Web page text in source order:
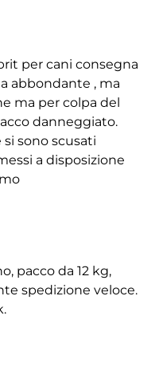
per cani consegna
abbondante , ma
ma per colpa del
danneggiato.
sono scusati
a disposizione
pacco da 12 kg,
spedizione veloce.